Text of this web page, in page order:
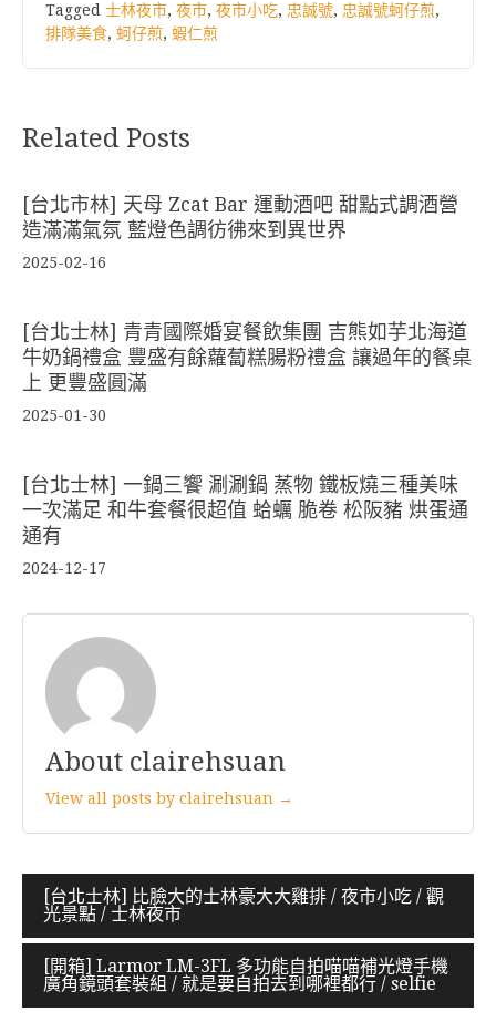
Tagged 士林夜市, 夜市, 夜市小吃, 忠誠號, 忠誠號蚵仔煎,
排隊美食, 蚵仔煎, 蝦仁煎
Related Posts
[台北市林] 天母 Zcat Bar 運動酒吧 甜點式調酒營
造滿滿氣氛 藍燈色調彷彿來到異世界
2025-02-16
[台北士林] 青青國際婚宴餐飲集團 吉熊如芋北海道
牛奶鍋禮盒 豐盛有餘蘿蔔糕腸粉禮盒 讓過年的餐桌
上 更豐盛圓滿
2025-01-30
[台北士林] 一鍋三饗 涮涮鍋 蒸物 鐵板燒三種美味
一次滿足 和牛套餐很超值 蛤蠣 脆卷 松阪豬 烘蛋通
通有
2024-12-17
About clairehsuan
View all posts by clairehsuan →
文
章
導
覽
[台北士林] 比臉大的士林豪大大雞排 / 夜市小吃 / 觀
光景點 / 士林夜市
[開箱] Larmor LM-3FL 多功能自拍喵喵補光燈手機
廣角鏡頭套裝組 / 就是要自拍去到哪裡都行 / selfie